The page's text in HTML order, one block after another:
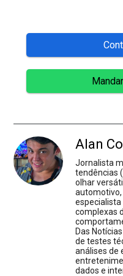
Alan
Jornalista
tendências
olhar
automotivo,
complexas
Das
de testes
análises de
dados e